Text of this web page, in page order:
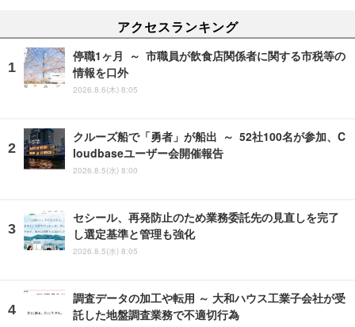
アクセスランキング
停職1ヶ月 ～ 市職員が飲食店関係者に関する市税等の
情報を口外
2026.8.6(木) 8:05
クルーズ船で「勇者」が船出 ～ 52社100名が参加、C
loudbaseユーザー会開催報告
2026.8.5(水) 8:00
セシール、再発防止のため業務委託先の見直しを完了
し選定基準と管理も強化
2026.8.5(水) 8:05
調査データの加工や転用 ～ 大和ハウス工業子会社が受
託した地盤調査業務で不適切行為